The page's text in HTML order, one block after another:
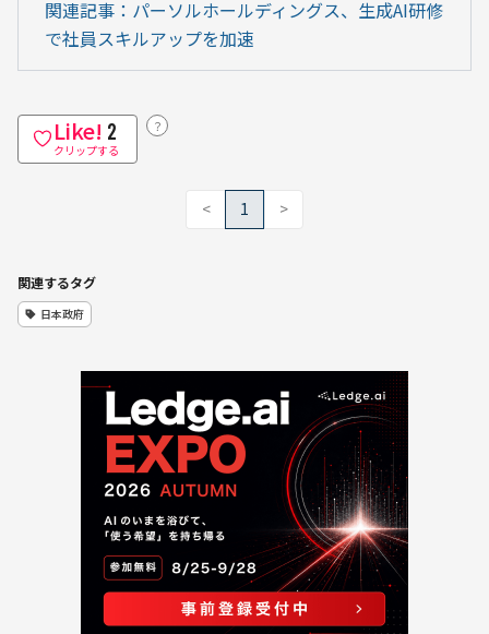
関連記事：パーソルホールディングス、生成AI研修
で社員スキルアップを加速
Like! 2
クリップする
？
< 1 >
関連するタグ
日本政府